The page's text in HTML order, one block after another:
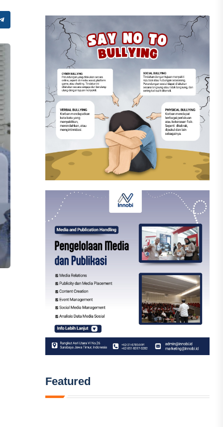
Featured